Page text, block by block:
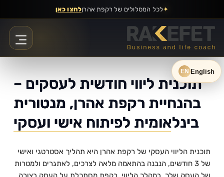
✦לכל המסלולים של רקפת אהרןלחצו כאן
תוכנית ליווי חודשית לעסקים –
בהנחיית רקפת אהרן, מנטורית
בינלאומית לפיתוח אישי ועסקי
של 3 חודשים, הנבנה בהתאמה מלאה לצרכים, לאתגרים ולמטרות
EN English